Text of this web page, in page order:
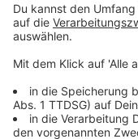
erneut Proteste:
Unterschriften von
dass die Kitas in
brauchen. Das
geplante
Das ginge auf